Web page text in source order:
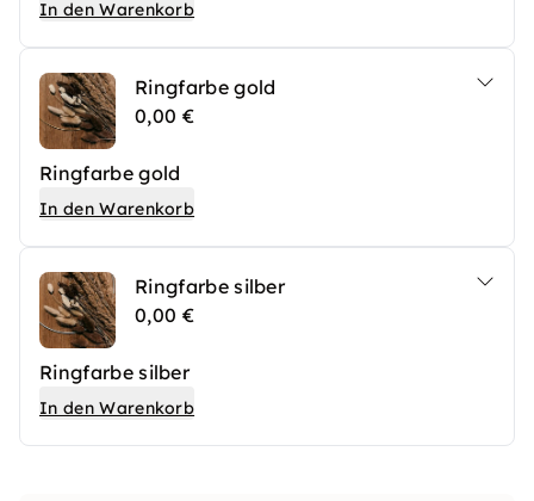
In den Warenkorb
Ringfarbe gold
0,00 €
Ringfarbe gold
In den Warenkorb
Ringfarbe silber
0,00 €
Ringfarbe silber
In den Warenkorb